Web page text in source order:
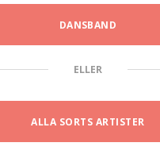
DANSBAND
ELLER
ALLA SORTS ARTISTER